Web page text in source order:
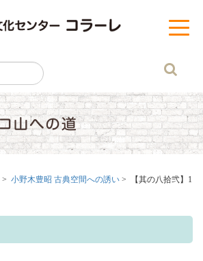
黒部
t
o
v
i
g
a
t
i
o
> 小野木豊昭 古典空間への誘い > 【其の八拾弐】1